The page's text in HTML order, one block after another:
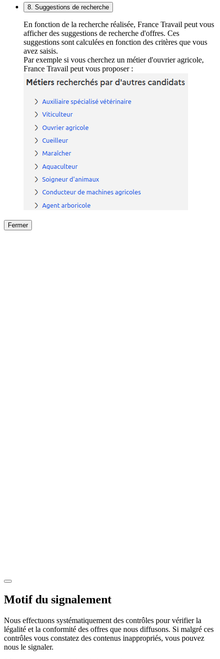
8. Suggestions de recherche
En fonction de la recherche réalisée, France Travail peut vous
afficher des suggestions de recherche d'offres. Ces
suggestions sont calculées en fonction des critères que vous
avez saisis.
Par exemple si vous cherchez un métier d'ouvrier agricole,
France Travail peut vous proposer :
Fermer
Motif du signalement
Nous effectuons systématiquement des contrôles pour vérifier la
légalité et la conformité des offres que nous diffusons. Si malgré ces
contrôles vous constatez des contenus inappropriés, vous pouvez
nous le signaler.